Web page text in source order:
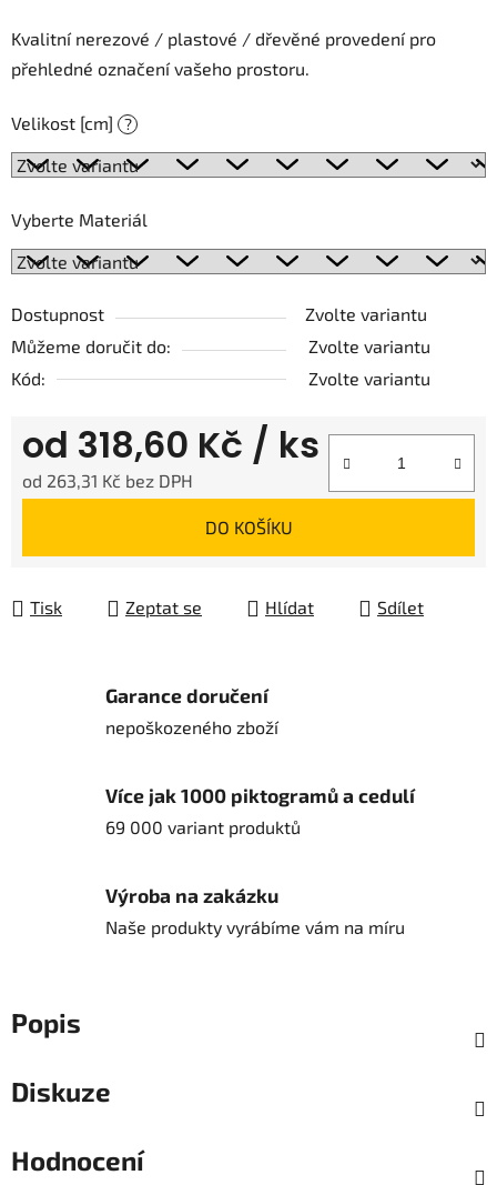
Kvalitní nerezové / plastové / dřevěné provedení pro
přehledné označení vašeho prostoru.
Velikost [cm] ?
Vyberte Materiál
Dostupnost
Zvolte variantu
Můžeme doručit do:
Zvolte variantu
Kód:
Zvolte variantu
od 318,60 Kč / ks
od 263,31 Kč bez DPH
DO KOŠÍKU
Tisk Zeptat se Hlídat Sdílet
Garance doručení
nepoškozeného zboží
Více jak 1000 piktogramů a cedulí
69 000 variant produktů
Výroba na zakázku
Naše produkty vyrábíme vám na míru
Popis
Diskuze
Hodnocení